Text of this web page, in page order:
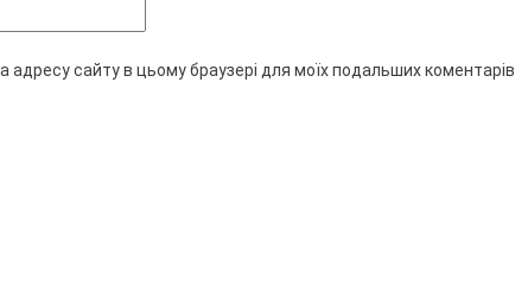
адресу сайту в цьому браузері для моїх подальших коментарів.